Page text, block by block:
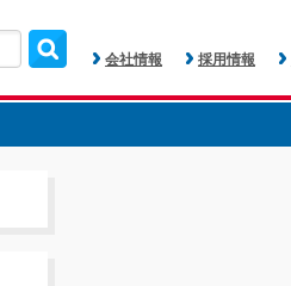
会社情報 採用情報